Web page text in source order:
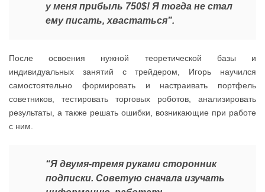
у меня прибыль 750$! Я тогда не стал
ему писать, хвастаться”.
После освоения нужной теоретической базы и
индивидуальных занятий с трейдером, Игорь научился
самостоятельно формировать и настраивать портфель
советников, тестировать торговых роботов, анализировать
результаты, а также решать ошибки, возникающие при работе
с ним.
“Я двумя-тремя руками сторонник
подписки. Советую сначала изучать